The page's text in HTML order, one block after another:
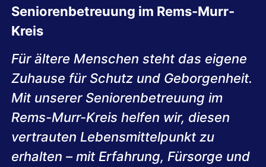
Seniorenbetreuung im Rems-Murr-
Kreis
Für ältere Menschen steht das eigene
Zuhause für Schutz und Geborgenheit.
Mit unserer Seniorenbetreuung im
Rems-Murr-Kreis helfen wir, diesen
vertrauten Lebensmittelpunkt zu
erhalten – mit Erfahrung, Fürsorge und